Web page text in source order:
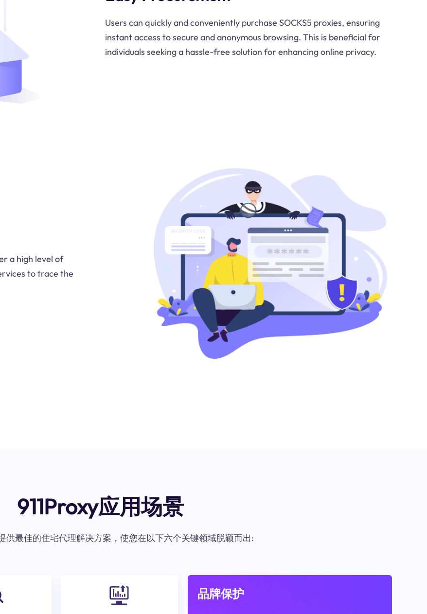
Users can quickly and conveniently purchase SOCKS5 proxies, ensuring
instant access to secure and anonymous browsing. This is beneficial for
individuals seeking a hassle-free solution for enhancing online privacy.
a high level of
to trace the
911Proxy应用场景
供最佳的住宅代理解决方案，使您在以下六个关键领域脱颖而出:
品牌保护